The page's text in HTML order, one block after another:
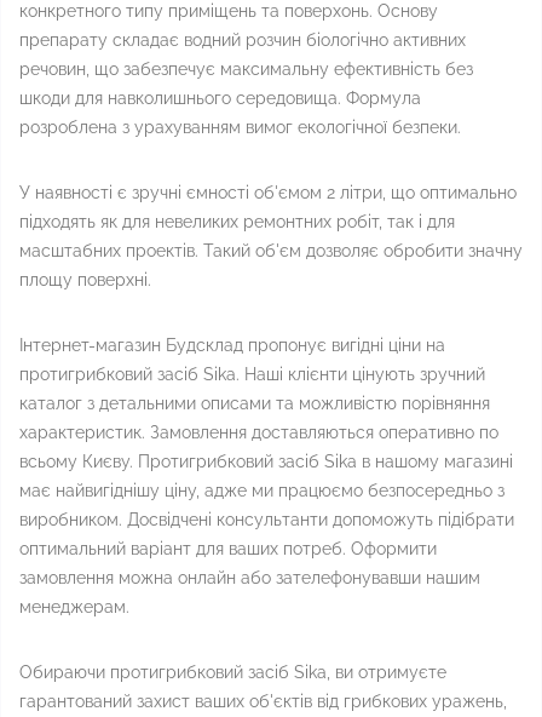
конкретного типу приміщень та поверхонь. Основу
препарату складає водний розчин біологічно активних
речовин, що забезпечує максимальну ефективність без
шкоди для навколишнього середовища. Формула
розроблена з урахуванням вимог екологічної безпеки.
У наявності є зручні ємності об'ємом 2 літри, що оптимально
підходять як для невеликих ремонтних робіт, так і для
масштабних проектів. Такий об'єм дозволяє обробити значну
площу поверхні.
Інтернет-магазин Будсклад пропонує вигідні ціни на
протигрибковий засіб Sika. Наші клієнти цінують зручний
каталог з детальними описами та можливістю порівняння
характеристик. Замовлення доставляються оперативно по
всьому Києву. Протигрибковий засіб Sika в нашому магазині
має найвигіднішу ціну, адже ми працюємо безпосередньо з
виробником. Досвідчені консультанти допоможуть підібрати
оптимальний варіант для ваших потреб. Оформити
замовлення можна онлайн або зателефонувавши нашим
менеджерам.
Обираючи протигрибковий засіб Sika, ви отримуєте
гарантований захист ваших об'єктів від грибкових уражень,